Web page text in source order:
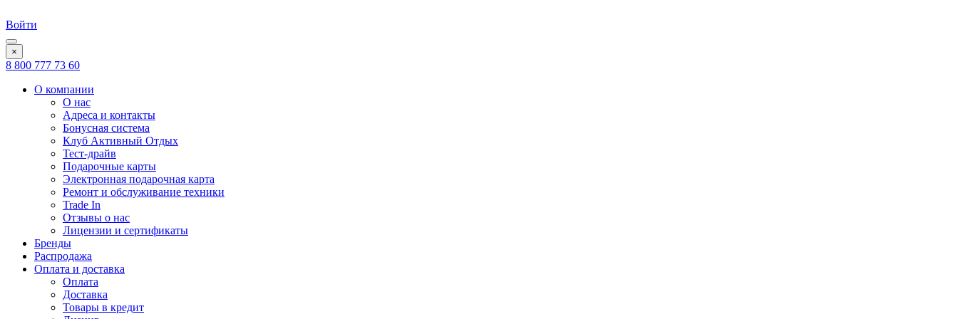
Войти
×
8 800 777 73 60
О компании
О нас
Адреса и контакты
Бонусная система
Клуб Активный Отдых
Тест-драйв
Подарочные карты
Электронная подарочная карта
Ремонт и обслуживание техники
Trade In
Отзывы о нас
Лицензии и сертификаты
Бренды
Распродажа
Оплата и доставка
Оплата
Доставка
Товары в кредит